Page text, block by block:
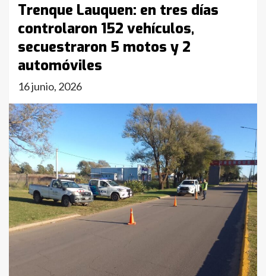
Trenque Lauquen: en tres días
controlaron 152 vehículos,
secuestraron 5 motos y 2
automóviles
16 junio, 2026